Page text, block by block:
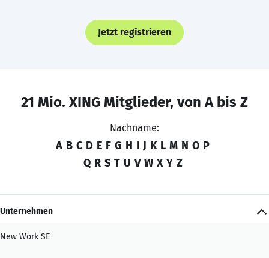
Jetzt registrieren
21 Mio. XING Mitglieder, von A bis Z
Nachname:
A B C D E F G H I J K L M N O P
Q R S T U V W X Y Z
Unternehmen
New Work SE